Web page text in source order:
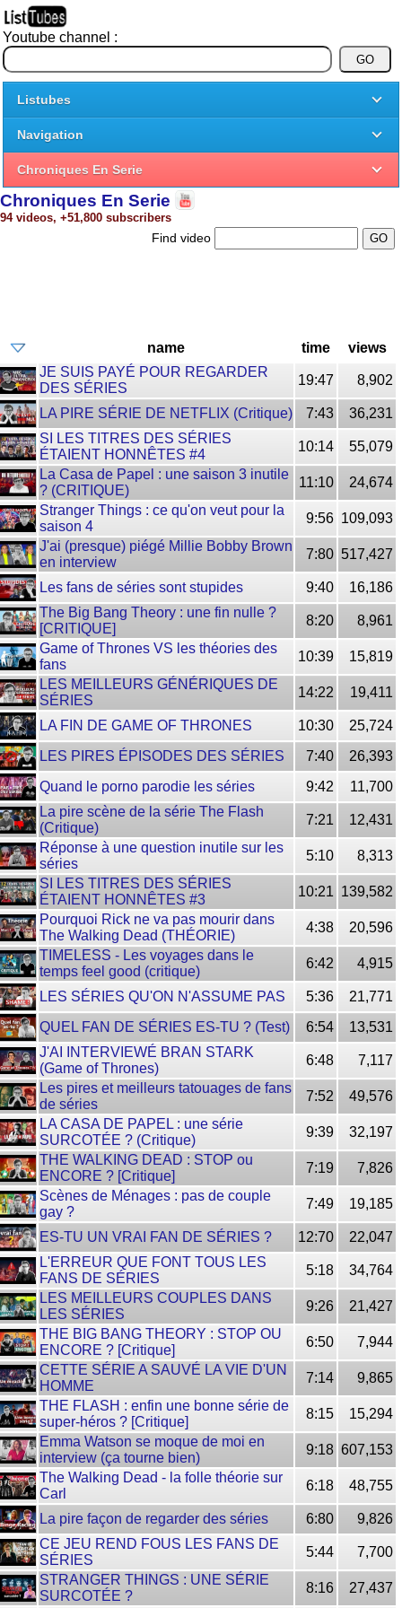
Youtube channel :
Listubes
Navigation
Chroniques En Serie
Chroniques En Serie
94 videos, +51,800 subscribers
Find video
name time
views
JE SUIS PAYÉ POUR REGARDER
DES SÉRIES
19:47 8,902
LA PIRE SÉRIE DE NETFLIX (Critique) 7:43
36,231
SI LES TITRES DES SÉRIES
ÉTAIENT HONNÊTES #4
10:14
55,079
La Casa de Papel : une saison 3 inutile
? (CRITIQUE)
11:10
24,674
Stranger Things : ce qu'on veut pour la
saison 4
9:56 109,093
J'ai (presque) piégé Millie Bobby Brown
en interview
7:80 517,427
Les fans de séries sont stupides 9:40
16,186
The Big Bang Theory : une fin nulle ?
[CRITIQUE]
8:20
8,961
Game of Thrones VS les théories des
fans
10:39
15,819
LES MEILLEURS GÉNÉRIQUES DE
SÉRIES
14:22 19,411
LA FIN DE GAME OF THRONES 10:30
25,724
LES PIRES ÉPISODES DES SÉRIES
7:40
26,393
Quand le porno parodie les séries
9:42
11,700
La pire scène de la série The Flash
(Critique)
7:21
12,431
Réponse à une question inutile sur les
séries
5:10
8,313
SI LES TITRES DES SÉRIES
ÉTAIENT HONNÊTES #3
10:21 139,582
Pourquoi Rick ne va pas mourir dans
The Walking Dead (THÉORIE)
4:38
20,596
TIMELESS - Les voyages dans le
temps feel good (critique)
6:42 4,915
LES SÉRIES QU'ON N'ASSUME PAS 5:36
21,771
QUEL FAN DE SÉRIES ES-TU ? (Test)
6:54
13,531
J'AI INTERVIEWÉ BRAN STARK
(Game of Thrones)
6:48
7,117
Les pires et meilleurs tatouages de fans
de séries
7:52
49,576
LA CASA DE PAPEL : une série
SURCOTÉE ? (Critique)
9:39
32,197
THE WALKING DEAD : STOP ou
ENCORE ? [Critique]
7:19
7,826
Scènes de Ménages : pas de couple
gay ?
7:49 19,185
ES-TU UN VRAI FAN DE SÉRIES ? 12:70
22,047
L'ERREUR QUE FONT TOUS LES
FANS DE SÉRIES
5:18
34,764
LES MEILLEURS COUPLES DANS
LES SÉRIES
9:26
21,427
THE BIG BANG THEORY : STOP OU
ENCORE ? [Critique]
6:50
7,944
CETTE SÉRIE A SAUVÉ LA VIE D'UN
HOMME
7:14
9,865
THE FLASH : enfin une bonne série de
super-héros ? [Critique]
8:15
15,294
Emma Watson se moque de moi en
interview (ça tourne bien)
9:18 607,153
The Walking Dead - la folle théorie sur
Carl
6:18 48,755
La pire façon de regarder des séries 6:80
9,826
CE JEU REND FOUS LES FANS DE
SÉRIES
5:44
7,700
STRANGER THINGS : UNE SÉRIE
SURCOTÉE ?
8:16 27,437